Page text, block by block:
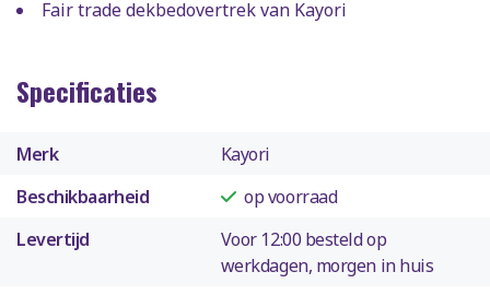
Fair trade dekbedovertrek van Kayori
Specificaties
Merk
Kayori
Beschikbaarheid
op voorraad
Levertijd
Voor 12:00 besteld op
werkdagen, morgen in huis